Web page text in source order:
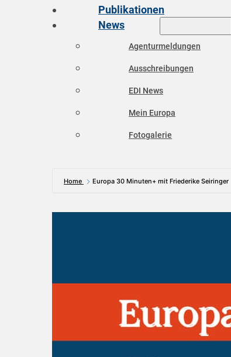
Publikationen
News
Agenturmeldungen
Ausschreibungen
EDI News
Mein Europa
Fotogalerie
Home Europa 30 Minuten+ mit Friederike Seiringer